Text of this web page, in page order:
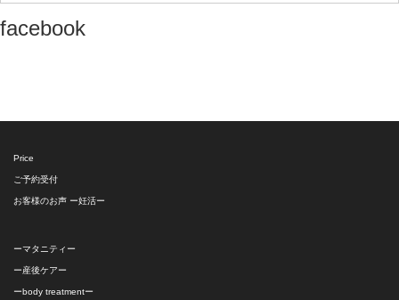
facebook
Price
ご予約受付
お客様のお声 ー妊活ー
ーマタニティー
ー産後ケアー
ーbody treatmentー